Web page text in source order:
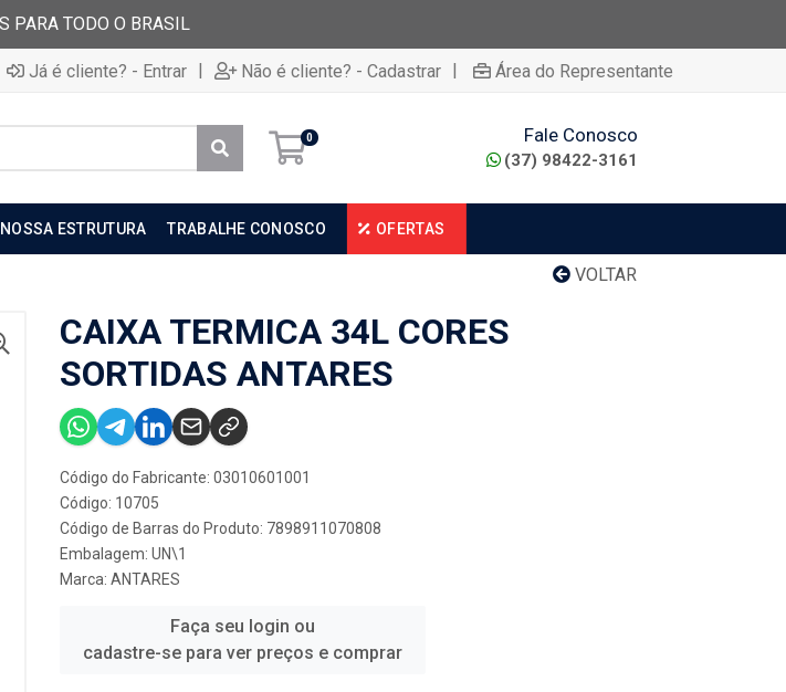
PARA TODO O BRASIL
Já é cliente? - Entrar | Não é cliente? - Cadastrar | Área do Representante
0 Fale Conosco
(37) 98422-3161
NOSSA ESTRUTURA TRABALHE CONOSCO OFERTAS
VOLTAR
CAIXA TERMICA 34L CORES
SORTIDAS ANTARES
Código do Fabricante: 03010601001
Código: 10705
Código de Barras do Produto: 7898911070808
Embalagem: UN\1
Marca: ANTARES
Faça seu login ou
cadastre-se para ver preços e comprar